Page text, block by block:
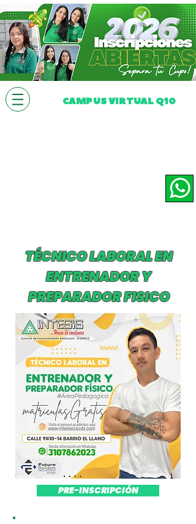
CAMPUS VIRTUAL Q10
TÉCNICO LABORAL EN
ENTRENADOR Y
PREPARADOR FISICO
PRE-INSCRIPCIÓN